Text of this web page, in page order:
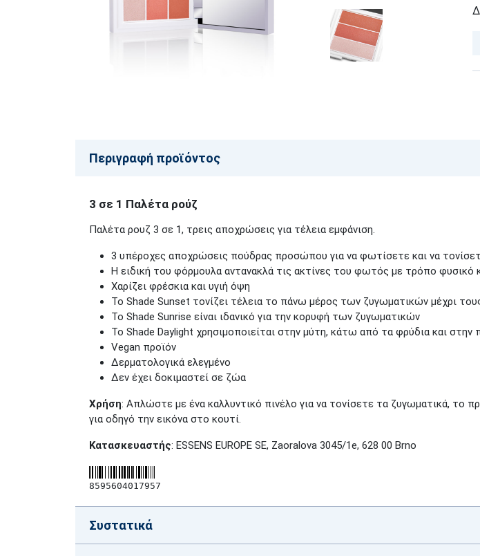
Περιγραφή προϊόντος
3 σε 1 Παλέτα ρούζ
Παλέτα ρουζ 3 σε 1, τρεις αποχρώσεις για τέλεια εμφάνιση.
3 υπέροχες αποχρώσεις πούδρας προσώπου για να φωτίσετε και να
Η ειδική του φόρμουλα αντανακλά τις ακτίνες του φωτός με τρόπο φυσικό
Χαρίζει φρέσκια και υγιή όψη
Το Shade Sunset τονίζει τέλεια το πάνω μέρος των ζυγωματικών μέχρι
Το Shade Sunrise είναι ιδανικό για την κορυφή των ζυγωματικών
Το Shade Daylight χρησιμοποιείται στην μύτη, κάτω από τα φρύδια και στην
Vegan προϊόν
Δερματολογικά ελεγμένο
Δεν έχει δοκιμαστεί σε ζώα
Χρήση: Απλώστε με ένα καλλυντικό πινέλο για να τονίσετε τα ζυγωματικά,
για οδηγό την εικόνα στο κουτί.
Κατασκευαστής: ESSENS EUROPE SE, Zaoralova 3045/1e, 628 00 Brno
8595604017957
Συστατικά